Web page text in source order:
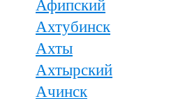
Афипский
Ахтубинск
Ахты
Ахтырский
Ачинск